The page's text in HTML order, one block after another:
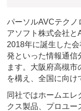
パーソルAVCテクノ
アソフト株式会社と
2018年に誕生した
発といった情報通信
ます。大阪府高槻
を構え、全国に向け
同社ではホームエレ
クス製品、プロユー